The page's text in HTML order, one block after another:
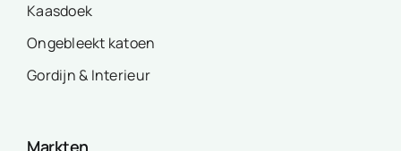
Kaasdoek
Ongebleekt katoen
Gordijn & Interieur
Markten